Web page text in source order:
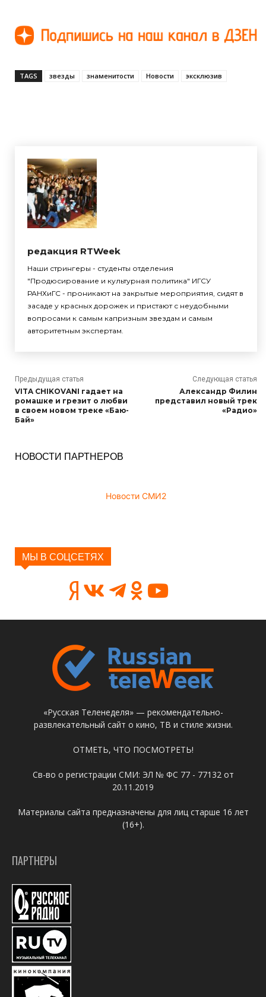
TAGS звезды знаменитости Новости эксклюзив
редакция RTWeek
Наши стрингеры - студенты отделения
"Продюсирование и культурная политика" ИГСУ
РАНХиГС - проникают на закрытые мероприятия, сидят в
засаде у красных дорожек и пристают с неудобными
вопросами к самым капризным звездам и самым
авторитетным экспертам.
Предыдущая статья
VITA CHIKOVANI гадает на
ромашке и грезит о любви
в своем новом треке «Баю-
Бай»
Следующая статья
Александр Филин
представил новый трек
«Радио»
НОВОСТИ ПАРТНЕРОВ
Новости СМИ2
МЫ В СОЦСЕТЯХ
«Русская Теленеделя» — рекомендательно-
развлекательный сайт о кино, ТВ и стиле жизни.
ОТМЕТЬ, ЧТО ПОСМОТРЕТЬ!
Св-во о регистрации СМИ: ЭЛ № ФС 77 - 77132 от
20.11.2019
Материалы сайта предназначены для лиц старше 16 лет
(16+).
ПАРТНЕРЫ